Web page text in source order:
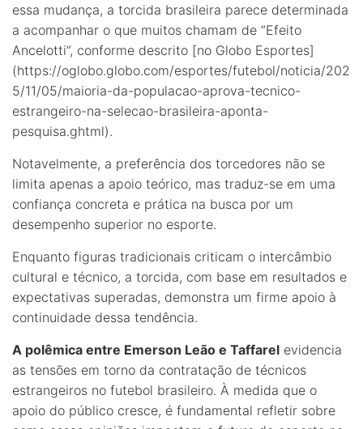
essa mudança, a torcida brasileira parece determinada
a acompanhar o que muitos chamam de “Efeito
Ancelotti”, conforme descrito [no Globo Esportes]
(https://oglobo.globo.com/esportes/futebol/noticia/202
5/11/05/maioria-da-populacao-aprova-tecnico-
estrangeiro-na-selecao-brasileira-aponta-
pesquisa.ghtml).
Notavelmente, a preferência dos torcedores não se
limita apenas a apoio teórico, mas traduz-se em uma
confiança concreta e prática na busca por um
desempenho superior no esporte.
Enquanto figuras tradicionais criticam o intercâmbio
cultural e técnico, a torcida, com base em resultados e
expectativas superadas, demonstra um firme apoio à
continuidade dessa tendência.
A polêmica entre Emerson Leão e Taffarel evidencia
as tensões em torno da contratação de técnicos
estrangeiros no futebol brasileiro. À medida que o
apoio do público cresce, é fundamental refletir sobre